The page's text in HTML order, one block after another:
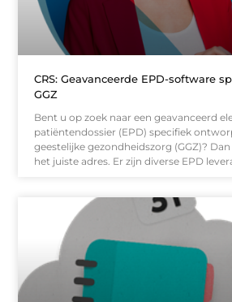
CRS: Geavanceerde EPD-software
GGZ
Bent u op zoek naar een geavanceerd
patiëntendossier (EPD) specifiek
geestelijke gezondheidszorg (GGZ)?
het juiste adres. Er zijn diverse EPD